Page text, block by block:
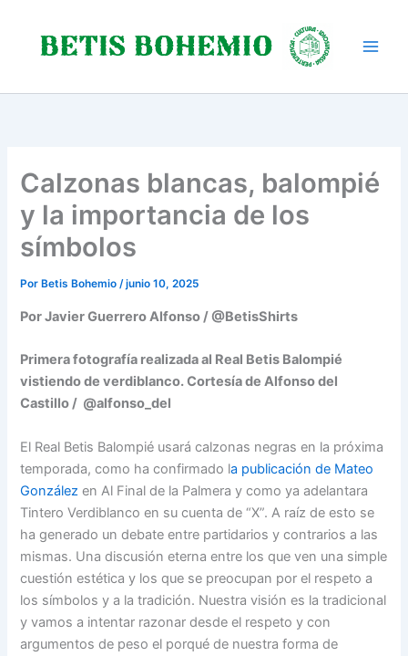
contenido
Calzonas blancas, balompié
y la importancia de los
símbolos
Por Betis Bohemio/junio 10, 2025
Por Javier Guerrero Alfonso / @BetisShirts
Primera fotografía realizada al Real Betis Balompié
vistiendo de verdiblanco. Cortesía de Alfonso del
Castillo / @alfonso_del
El Real Betis Balompié usará calzonas negras en la próxima
temporada, como ha confirmado la publicación de Mateo
González en Al Final de la Palmera y como ya adelantara
Tintero Verdiblanco en su cuenta de “X”. A raíz de esto se
ha generado un debate entre partidarios y contrarios a las
mismas. Una discusión eterna entre los que ven una simple
cuestión estética y los que se preocupan por el respeto a
los símbolos y a la tradición. Nuestra visión es la tradicional
y vamos a intentar razonar desde el respeto y con
argumentos de peso el porqué de nuestra forma de